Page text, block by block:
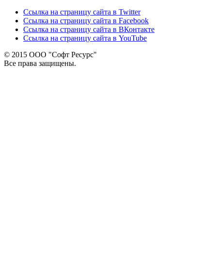
Ссылка на страницу сайта в Twitter
Ссылка на страницу сайта в Facebook
Ссылка на страницу сайта в ВКонтакте
Ссылка на страницу сайта в YouTube
© 2015 ООО "Софт Ресурс"
Все права защищены.